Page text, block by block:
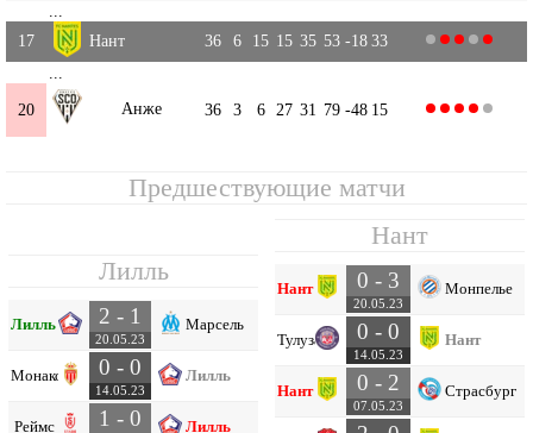
17
Нант 36 6 15 15 35 53 -18 33
20
Анже 36 3 6 27 31 79 -48 15
Предшествующие матчи
Лилль
Лилль 2 - 1
20.05.23
Марсель
Монако 0 - 0
14.05.23
Лилль
Реймс 1 - 0 Лилль
Нант
Нант 0 - 3
20.05.23
Монпелье
Тулуза 0 - 0
14.05.23
Нант
Нант 0 - 2
07.05.23
Страсбург